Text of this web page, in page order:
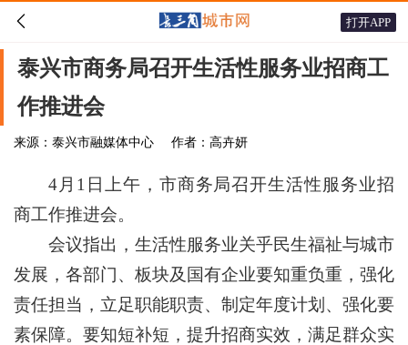
 打开APP
泰兴市商务局召开生活性服务业招商工
作推进会
来源：泰兴市融媒体中心 作者：高卉妍
4月1日上午，市商务局召开生活性服务业招
商工作推进会。
会议指出，生活性服务业关乎民生福祉与城市
发展，各部门、板块及国有企业要知重负重，强化
责任担当，立足职能职责、制定年度计划、强化要
素保障。要知短补短，提升招商实效，满足群众实